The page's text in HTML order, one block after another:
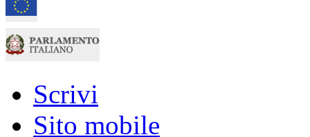
Scrivi
Sito mobile